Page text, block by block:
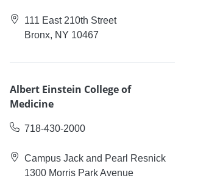
111 East 210th Street
Bronx, NY 10467
Albert Einstein College of
Medicine
718-430-2000
Campus Jack and Pearl Resnick
1300 Morris Park Avenue